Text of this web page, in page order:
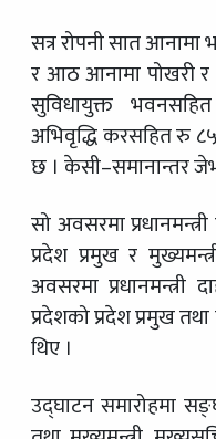
सत्र रोपनी सात
र आठ आनामा पोखरी र
सुविधायुक्त
अभिवृद्धि करसहित रु
छ । केसी–समानान्तर
सो अवसरमा
प्रदेश प्रमुख र
अवसरमा प्रधानमन्त्री
प्रदेशको प्रदेश प्रमुख
थिए ।
उद्घाटन समारोहमा